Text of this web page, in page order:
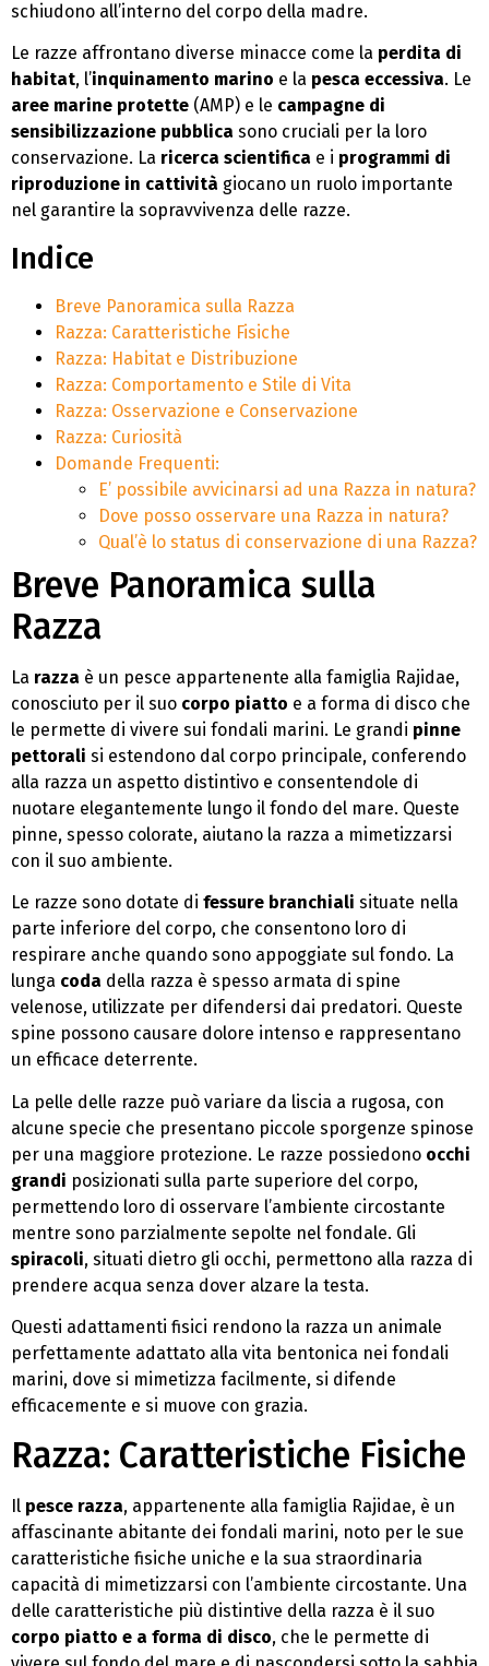
schiudono all’interno del corpo della madre.
Le razze affrontano diverse minacce come la perdita di
habitat, l’inquinamento marino e la pesca eccessiva. Le
aree marine protette (AMP) e le campagne di
sensibilizzazione pubblica sono cruciali per la loro
conservazione. La ricerca scientifica e i programmi di
riproduzione in cattività giocano un ruolo importante
nel garantire la sopravvivenza delle razze.
Indice
Breve Panoramica sulla Razza
Razza: Caratteristiche Fisiche
Razza: Habitat e Distribuzione
Razza: Comportamento e Stile di Vita
Razza: Osservazione e Conservazione
Razza: Curiosità
Domande Frequenti:
E’ possibile avvicinarsi ad una Razza in natura?
Dove posso osservare una Razza in natura?
Qual’è lo status di conservazione di una Razza?
Breve Panoramica sulla
Razza
La razza è un pesce appartenente alla famiglia Rajidae,
conosciuto per il suo corpo piatto e a forma di disco che
le permette di vivere sui fondali marini. Le grandi pinne
pettorali si estendono dal corpo principale, conferendo
alla razza un aspetto distintivo e consentendole di
nuotare elegantemente lungo il fondo del mare. Queste
pinne, spesso colorate, aiutano la razza a mimetizzarsi
con il suo ambiente.
Le razze sono dotate di fessure branchiali situate nella
parte inferiore del corpo, che consentono loro di
respirare anche quando sono appoggiate sul fondo. La
lunga coda della razza è spesso armata di spine
velenose, utilizzate per difendersi dai predatori. Queste
spine possono causare dolore intenso e rappresentano
un efficace deterrente.
La pelle delle razze può variare da liscia a rugosa, con
alcune specie che presentano piccole sporgenze spinose
per una maggiore protezione. Le razze possiedono occhi
grandi posizionati sulla parte superiore del corpo,
permettendo loro di osservare l’ambiente circostante
mentre sono parzialmente sepolte nel fondale. Gli
spiracoli, situati dietro gli occhi, permettono alla razza di
prendere acqua senza dover alzare la testa.
Questi adattamenti fisici rendono la razza un animale
perfettamente adattato alla vita bentonica nei fondali
marini, dove si mimetizza facilmente, si difende
efficacemente e si muove con grazia.
Razza: Caratteristiche Fisiche
Il pesce razza, appartenente alla famiglia Rajidae, è un
affascinante abitante dei fondali marini, noto per le sue
caratteristiche fisiche uniche e la sua straordinaria
capacità di mimetizzarsi con l’ambiente circostante. Una
delle caratteristiche più distintive della razza è il suo
corpo piatto e a forma di disco, che le permette di